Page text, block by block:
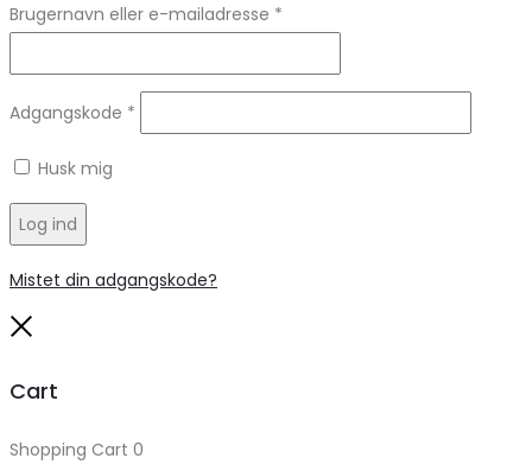
Brugernavn eller e-mailadresse *
Adgangskode *
Husk mig
Log ind
Mistet din adgangskode?
Cart
Shopping Cart 0